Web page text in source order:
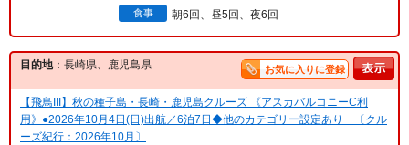
食事 朝6回、昼5回、夜6回
目的地：長崎県、鹿児島県 お気に入りに登録
【飛鳥III】秋の種子島・長崎・鹿児島クルーズ 《アスカバルコニーC利
用》●2026年10月4日(日)出航／6泊7日◆他のカテゴリー設定あり 〔クル
ーズ紀行：2026年10月〕